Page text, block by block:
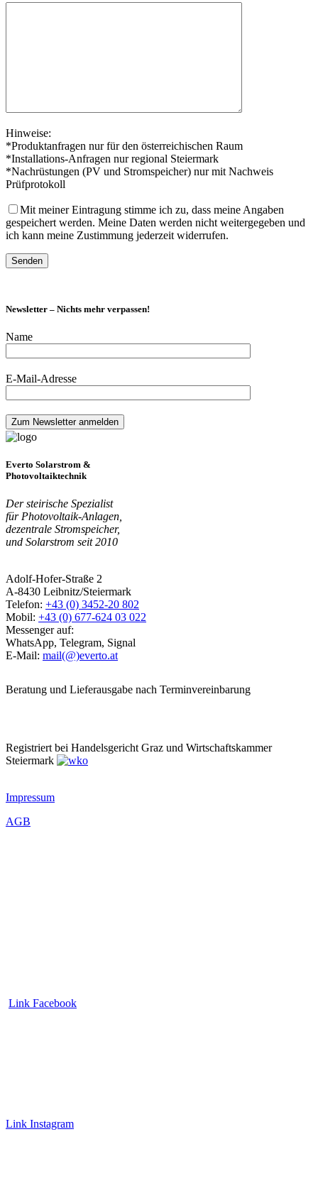
Hinweise:
*Produktanfragen nur für den österreichischen Raum
*Installations-Anfragen nur regional Steiermark
*Nachrüstungen (PV und Stromspeicher) nur mit Nachweis
Prüfprotokoll
Mit meiner Eintragung stimme ich zu, dass meine Angaben
gespeichert werden. Meine Daten werden nicht weitergegeben und
ich kann meine Zustimmung jederzeit widerrufen.
Newsletter – Nichts mehr verpassen!
Name
E-Mail-Adresse
Everto Solarstrom &
Photovoltaiktechnik
Der steirische Spezialist
für Photovoltaik-Anlagen,
dezentrale Stromspeicher,
und Solarstrom seit 2010
Adolf-Hofer-Straße 2
A-8430 Leibnitz/Steiermark
Telefon: +43 (0) 3452-20 802
Mobil: +43 (0) 677-624 03 022
Messenger auf:
WhatsApp, Telegram, Signal
E-Mail: mail(@)everto.at
Beratung und Lieferausgabe nach Terminvereinbarung
Registriert bei Handelsgericht Graz und Wirtschaftskammer
Steiermark
Impressum
AGB
Link Facebook
Link Instagram